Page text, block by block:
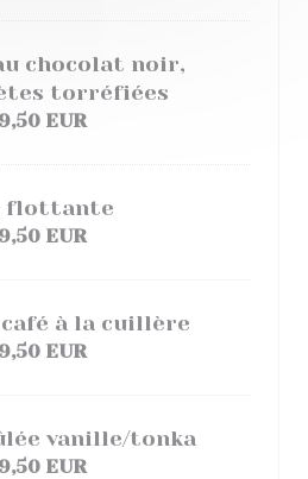
chocolat noir,
torréfiées
9,50 EUR
flottante
9,50 EUR
à la cuillère
9,50 EUR
vanille/tonka
9,50 EUR